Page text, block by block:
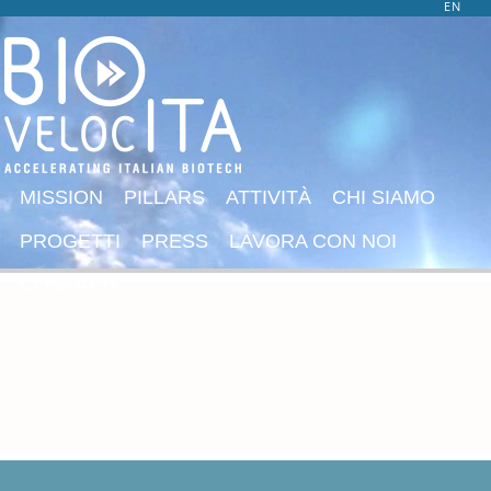
EN
MISSION PILLARS ATTIVITÀ
CHI SIAMO
PROGETTI
PRESS
LAVORA CON NOI